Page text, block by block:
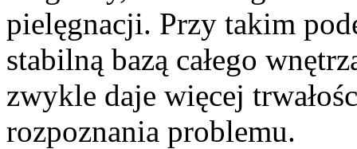
pielęgnacji. Przy takim
stabilną bazą całego
zwykle daje więcej
rozpoznania problemu.